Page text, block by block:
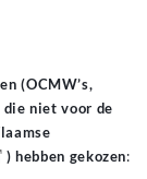
(OCMW’s,
niet voor de
) hebben gekozen: